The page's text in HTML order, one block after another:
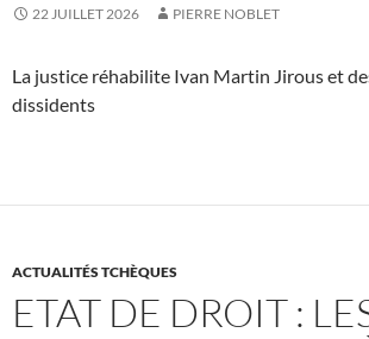
22 JUILLET 2026 PIERRE NOBLET
La justice réhabilite Ivan Martin Jirous et
dissidents
ACTUALITÉS TCHÈQUES
ETAT DE DROIT :